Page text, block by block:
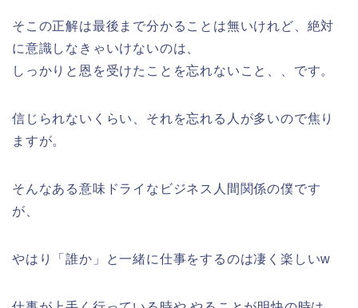
そこの正解は最後まで分かることは無いけれど、絶対
に意識しなきゃいけないのは、
しっかりと恩を受けたことを忘れないこと、、です。
信じられないくらい、それを忘れる人が多いので焦り
ますが。
そんなある意味ドライなビジネス人間関係の僕です
が、
やはり「誰か」と一緒に仕事をするのは凄く楽しいw